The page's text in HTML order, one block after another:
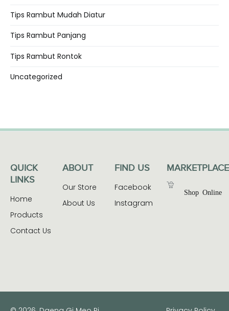
Tips Rambut Mudah Diatur
Tips Rambut Panjang
Tips Rambut Rontok
Uncategorized
QUICK
LINKS
Home
Products
Contact Us
ABOUT
Our Store
About Us
FIND US
Facebook
Instagram
MARKETPLACE
Shop Online